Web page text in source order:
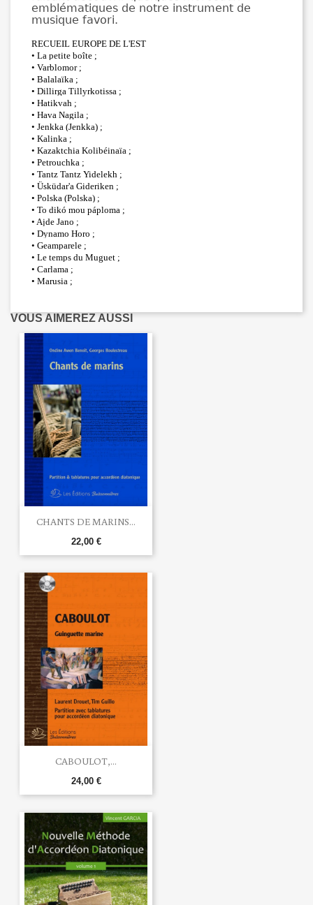
emblématiques de notre instrument de
musique favori.
RECUEIL EUROPE DE L'EST
• La petite boîte ;
• Varblomor ;
• Balalaïka ;
• Dillirga Tillyrkotissa ;
• Hatikvah ;
• Hava Nagila ;
• Jenkka (Jenkka) ;
• Kalinka ;
• Kazaktchia Kolibéinaïa ;
• Petrouchka ;
• Tantz Tantz Yidelekh ;
• Üsküdar'a Gideriken ;
• Polska (Polska) ;
• To dikó mou páploma ;
• Ajde Jano ;
• Dynamo Horo ;
• Geamparele ;
• Le temps du Muguet ;
• Carlama ;
• Marusia ;
VOUS AIMEREZ AUSSI
CHANTS DE MARINS...
22,00 €
CABOULOT,...
24,00 €